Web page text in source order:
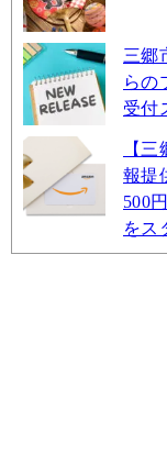
三郷
らの
受付
【
報提
500
をス